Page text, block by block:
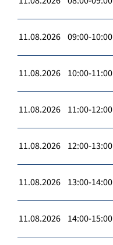
11.08.2026 09:00-10:00
11.08.2026 10:00-11:00
11.08.2026 11:00-12:00
11.08.2026 12:00-13:00
11.08.2026 13:00-14:00
11.08.2026 14:00-15:00